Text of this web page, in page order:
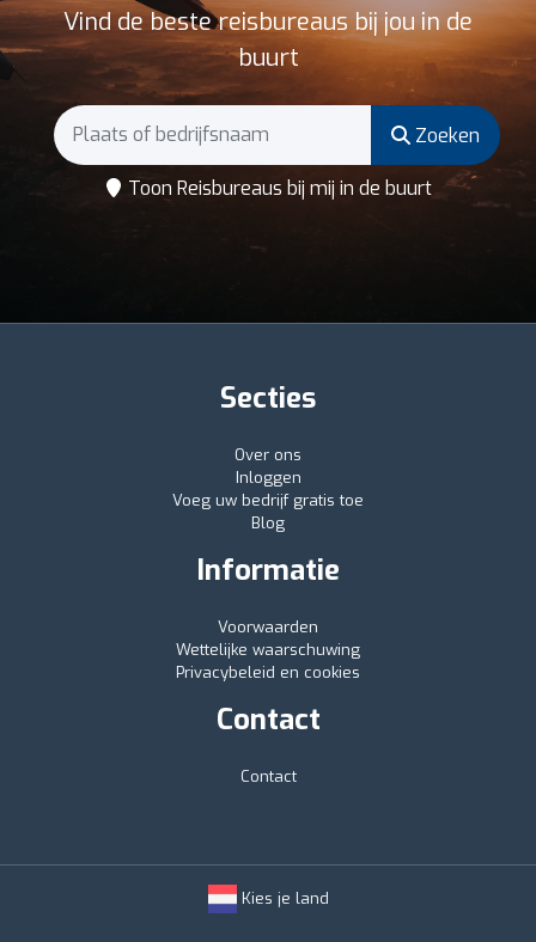
Vind de beste reisbureaus bij jou in de
buurt
Zoeken
Toon Reisbureaus bij mij in de buurt
Secties
Over ons
Inloggen
Voeg uw bedrijf gratis toe
Blog
Informatie
Voorwaarden
Wettelijke waarschuwing
Privacybeleid en cookies
Contact
Contact
Kies je land